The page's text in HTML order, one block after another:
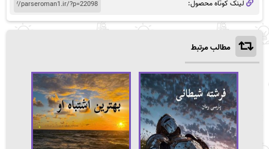
لینک کوتاه محصول:
مطالب مرتبط